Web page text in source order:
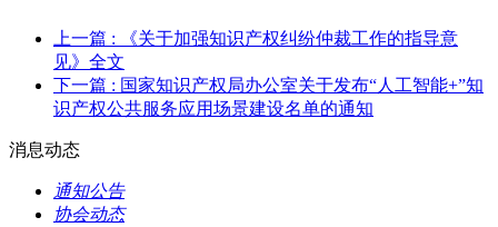
上一篇 : 《关于加强知识产权纠纷仲裁工作的指导意
见》全文
下一篇 : 国家知识产权局办公室关于发布“人工智能+”知
识产权公共服务应用场景建设名单的通知
消息动态
通知公告
协会动态